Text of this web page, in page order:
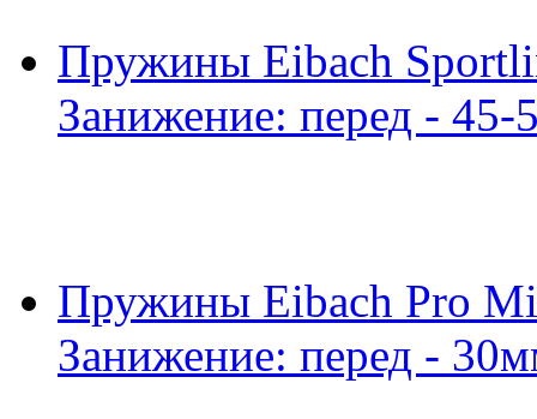
Пружины Eibach
Занижение: перед -
Пружины Eibach Pro
Занижение: перед -